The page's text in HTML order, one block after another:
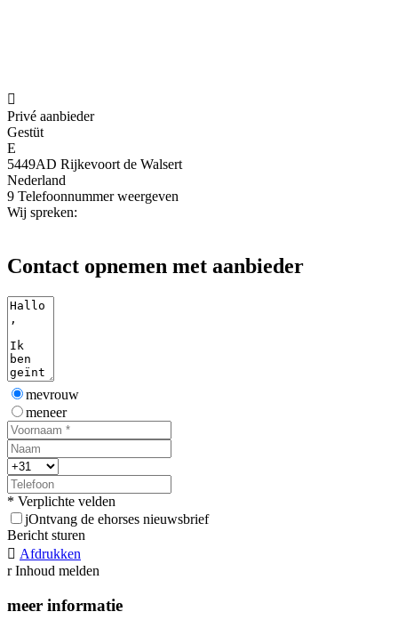

Privé aanbieder
Gestüt
E
5449AD Rijkevoort de Walsert
Nederland
9 Telefoonnummer weergeven
Wij spreken:
Contact opnemen met aanbieder
mevrouw
meneer
* Verplichte velden
jOntvang de ehorses nieuwsbrief
Bericht sturen
 Afdrukken
r Inhoud melden
meer informatie